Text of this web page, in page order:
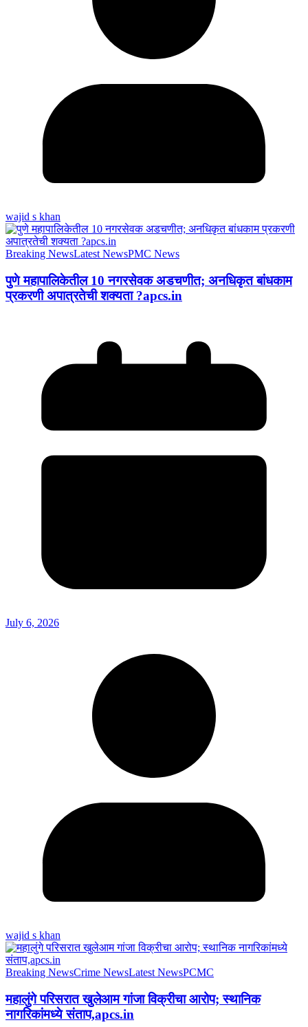
wajid s khan
Breaking NewsLatest NewsPMC News
पुणे महापालिकेतील 10 नगरसेवक अडचणीत; अनधिकृत बांधकाम
प्रकरणी अपात्रतेची शक्यता ?apcs.in
July 6, 2026
wajid s khan
Breaking NewsCrime NewsLatest NewsPCMC
महालुंगे परिसरात खुलेआम गांजा विक्रीचा आरोप; स्थानिक
नागरिकांमध्ये संताप,apcs.in